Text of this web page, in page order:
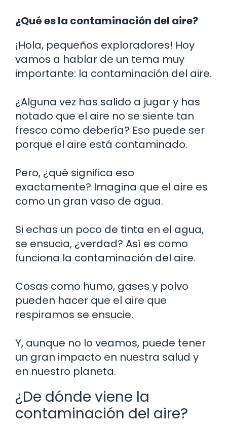
¿Qué es la contaminación del aire?
¡Hola, pequeños exploradores! Hoy
vamos a hablar de un tema muy
importante: la contaminación del aire.
¿Alguna vez has salido a jugar y has
notado que el aire no se siente tan
fresco como debería? Eso puede ser
porque el aire está contaminado.
Pero, ¿qué significa eso
exactamente? Imagina que el aire es
como un gran vaso de agua.
Si echas un poco de tinta en el agua,
se ensucia, ¿verdad? Así es como
funciona la contaminación del aire.
Cosas como humo, gases y polvo
pueden hacer que el aire que
respiramos se ensucie.
Y, aunque no lo veamos, puede tener
un gran impacto en nuestra salud y
en nuestro planeta.
¿De dónde viene la
contaminación del aire?